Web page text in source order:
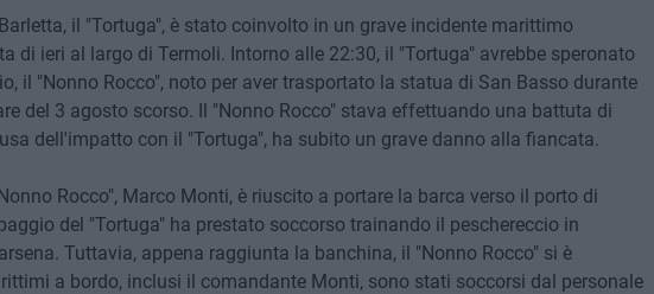
il "Tortuga", è stato coinvolto in un grave incidente marittimo
di ieri al largo di Termoli. Intorno alle 22:30, il "Tortuga" avrebbe speronato
il "Nonno Rocco", noto per aver trasportato la statua di San Basso durante
del 3 agosto scorso. Il "Nonno Rocco" stava effettuando una battuta di
dell'impatto con il "Tortuga", ha subito un grave danno alla fiancata.
Rocco", Marco Monti, è riuscito a portare la barca verso il porto di
del "Tortuga" ha prestato soccorso trainando il peschereccio in
Tuttavia, appena raggiunta la banchina, il "Nonno Rocco" si è
a bordo, inclusi il comandante Monti, sono stati soccorsi dal personale